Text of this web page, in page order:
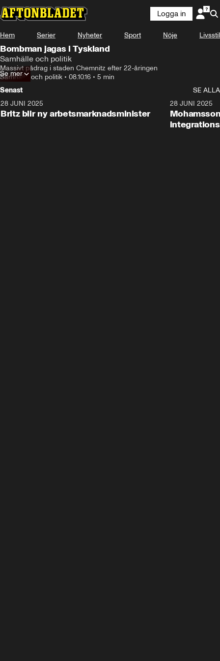
Logga in
Hem Serier Nyheter Sport Nöje Livsstil
Bombman jagas i Tyskland
Samhälle och politik
Massivt pådrag i staden Chemnitz efter 22-åringen
Samhälle och politik • 08.10.16 • 5 min
Se mer
Senast
SE ALLA
28 JUNI 2025
Britz blir ny arbetsmarknadsminister
28 JUNI 2025